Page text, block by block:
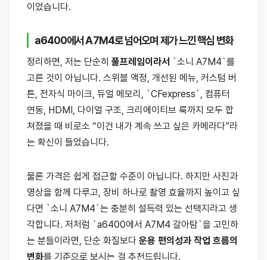
이었습니다.
a6400에서 A7M4로 넘어오며 제가 느낀 핵심 변화
정리하면, 저는 단순히 풀프레임이라서 `소니 A7M4`를
고른 것이 아닙니다. 스위블 액정, 개선된 메뉴, 커스텀 버
튼, 전자식 마이크, 듀얼 메모리, `CFexpress`, 컴퓨터
연동, HDMI, 다이얼 구조, 크리에이티브 룩까지 모두 합
쳐졌을 때 비로소 “이건 내가 계속 쓰고 싶은 카메라다”라
는 확신이 들었습니다.
물론 가격은 쉽게 접근할 수준이 아닙니다. 하지만 사진과
영상을 함께 다루고, 장비 하나로 촬영 효율까지 높이고 싶
다면 `소니 A7M4`는 충분히 설득력 있는 선택지라고 생
각합니다. 저처럼 `a6400에서 A7M4 갈아탐`을 고민하
는 분들이라면, 단순 화질보다 운용 편의성과 작업 흐름의
변화를 기준으로 보시는 걸 추천드립니다.